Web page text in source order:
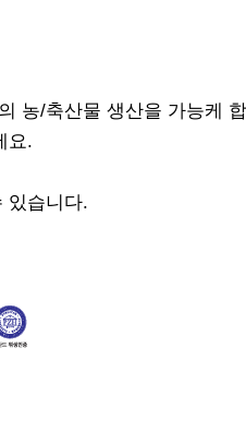
농/축산물 생산을 가능케
요.
있습니다.